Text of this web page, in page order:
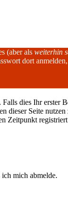
(aber als weiterhin
dort
dies Ihr erster
dieser Seite
Zeitpunkt
mich abmelde.